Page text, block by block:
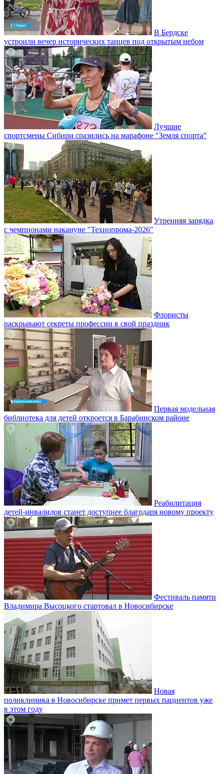
В Бердске
устроили вечер исторических танцев под открытым небом
Лучшие
спортсмены Сибири сразились на марафоне "Земля спорта"
Утренняя зарядка
с чемпионами накануне "Технопрома-2026"
Флористы
раскрывают секреты профессии в свой праздник
Первая модельная
библиотека для детей откроется в Барабинском районе
Реабилитация
детей-инвалидов станет доступнее благодаря новому проекту
Фестиваль памяти
Владимира Высоцкого стартовал в Новосибирске
Новая
поликлиника в Новосибирске примет первых пациентов уже
в этом году